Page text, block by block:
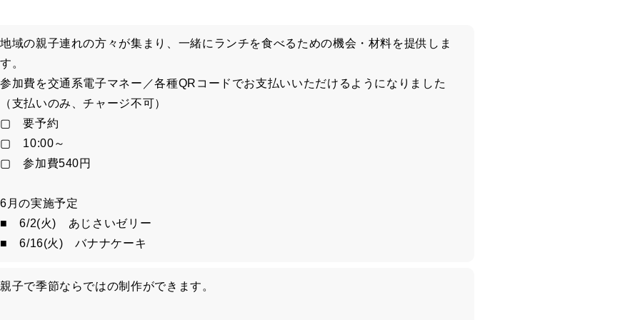
地域の親子連れの方々が集まり、一緒にランチを食べるための機会・材料を提供しま
す。
参加費を交通系電子マネー／各種QRコードでお支払いいただけるようになりました
（支払いのみ、チャージ不可）
▢ 要予約
▢ 10:00～
▢ 参加費540円
6月の実施予定
■ 6/2(火) あじさいゼリー
■ 6/16(火) バナナケーキ
親子で季節ならではの制作ができます。